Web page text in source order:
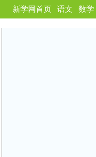
新学网首页 语文 数学